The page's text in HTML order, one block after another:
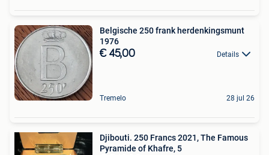
Belgische 250 frank herdenkingsmunt
1976
€ 45,00 Details
Tremelo 28 jul 26
Djibouti. 250 Francs 2021, The Famous
Pyramide of Khafre, 5